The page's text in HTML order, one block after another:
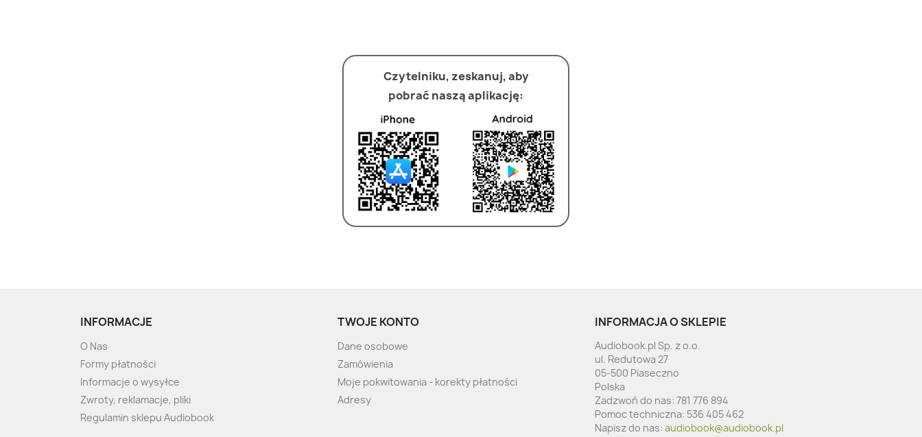
Czytelniku, zeskanuj, aby
pobrać naszą aplikację:
INFORMACJE
O Nas
Formy płatności
Informacje o wysyłce
Zwroty, reklamacje, pliki
Regulamin sklepu Audiobook
TWOJE KONTO
Dane osobowe
Zamówienia
Moje pokwitowania - korekty płatności
Adresy
INFORMACJA O SKLEPIE
Audiobook.pl Sp. z o.o.
ul. Redutowa 27
05-500 Piaseczno
Polska
Zadzwoń do nas: 781 776 894
Pomoc techniczna: 536 405 462
Napisz do nas: audiobook@audiobook.pl